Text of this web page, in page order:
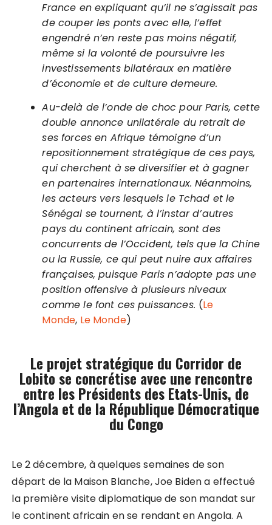
France en expliquant qu’il ne s’agissait pas
de couper les ponts avec elle, l’effet
engendré n’en reste pas moins négatif,
même si la volonté de poursuivre les
investissements bilatéraux en matière
d’économie et de culture demeure.
Au-delà de l’onde de choc pour Paris, cette
double annonce unilatérale du retrait de
ses forces en Afrique témoigne d’un
repositionnement stratégique de ces pays,
qui cherchent à se diversifier et à gagner
en partenaires internationaux. Néanmoins,
les acteurs vers lesquels le Tchad et le
Sénégal se tournent, à l’instar d’autres
pays du continent africain, sont des
concurrents de l’Occident, tels que la Chine
ou la Russie, ce qui peut nuire aux affaires
françaises, puisque Paris n’adopte pas une
position offensive à plusieurs niveaux
comme le font ces puissances. (Le
Monde, Le Monde)
Le projet stratégique du Corridor de
Lobito se concrétise avec une rencontre
entre les Présidents des Etats-Unis, de
l’Angola et de la République Démocratique
du Congo
Le 2 décembre, à quelques semaines de son
départ de la Maison Blanche, Joe Biden a effectué
la première visite diplomatique de son mandat sur
le continent africain en se rendant en Angola. A